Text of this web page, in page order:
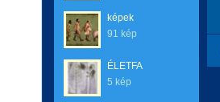
képek
91 kép
ÉLETFA
5 kép